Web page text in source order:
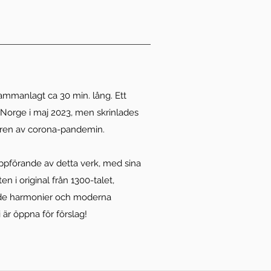
ca 30 min. lång. Ett
i maj 2023, men skrinlades
av corona-pandemin.
av detta verk, med sina
i original från 1300-talet,
harmonier och moderna
öppna för förslag!